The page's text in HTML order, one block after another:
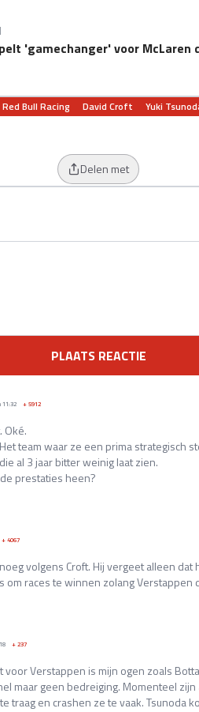
'gamechanger' voor McLaren
Red Bull Racing David Croft
Yuki
Delen met
PLAATS REACTIE
11:32 +5912
Oké.
team waar ze een prima strategisch
al 3 jaar bitter weinig laat zien.
prestaties heen?
+4067
volgens Croft. Hij vergeet alleen
om races te winnen zolang Verstappen
+237
voor Verstappen is mijn ogen zoals
maar geen bedreiging. Momenteel
traag en crashen ze te vaak. Tsunoda